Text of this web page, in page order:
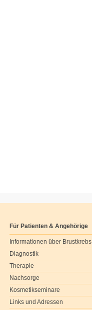
Für Patienten & Angehörige
Informationen über Brustkrebs
Diagnostik
Therapie
Nachsorge
Kosmetikseminare
Links und Adressen